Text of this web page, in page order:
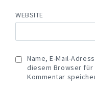
WEBSITE
Name, E-Mail-
diesem Browser für
Kommentar